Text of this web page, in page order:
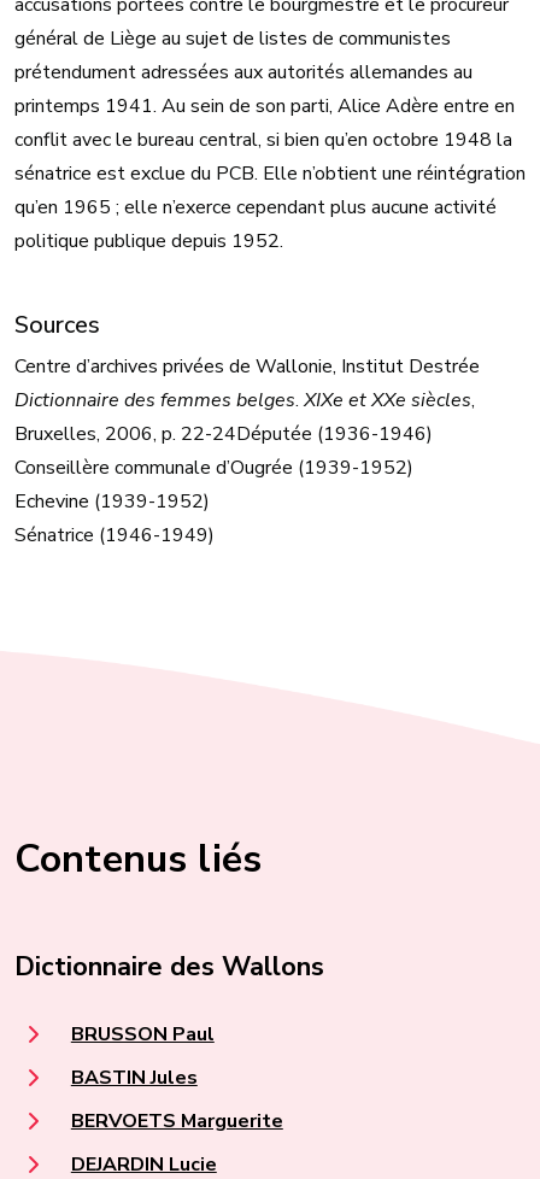
général de Liège au sujet de listes de communistes
prétendument adressées aux autorités allemandes au
printemps 1941. Au sein de son parti, Alice Adère entre en
conflit avec le bureau central, si bien qu’en octobre 1948 la
sénatrice est exclue du PCB. Elle n’obtient une réintégration
qu’en 1965 ; elle n’exerce cependant plus aucune activité
politique publique depuis 1952.
Sources
Centre d’archives privées de Wallonie, Institut Destrée
Dictionnaire des femmes belges.XIXe et XXe siècles,
Bruxelles, 2006, p. 22-24Députée (1936-1946)
Conseillère communale d’Ougrée (1939-1952)
Echevine (1939-1952)
Sénatrice (1946-1949)
Contenus liés
Dictionnaire des Wallons
BRUSSON Paul
BASTIN Jules
BERVOETS Marguerite
DEJARDIN Lucie